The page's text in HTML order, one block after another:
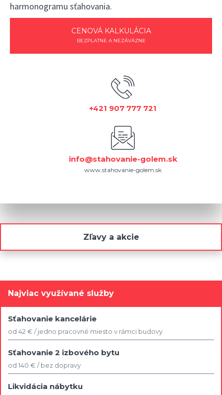
harmonogramu sťahovania.
CENOVÁ KALKULÁCIA
BEZPLATNE A NEZÁVÄZNE
+421 907 777 721
info@stahovanie-golem.sk
www.stahovanie-golem.sk
Zľavy a akcie
Najviac využívané služby
Sťahovanie kancelárie
od 42 € / jedno pracovné miesto v rámci budovy
Sťahovanie 2 izbového bytu
od 140 € / bez dopravy
Likvidácia nábytku